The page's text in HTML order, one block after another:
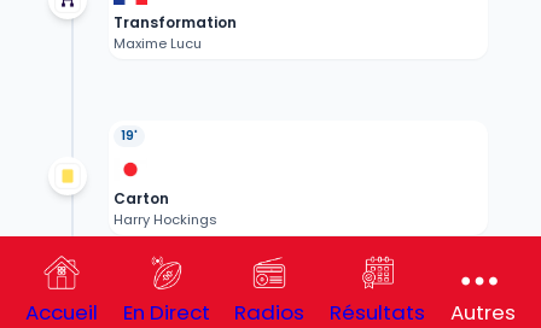
Transformation
Maxime Lucu
19'
Carton
Harry Hockings
18'
Accueil En Direct Radios Résultats Autres